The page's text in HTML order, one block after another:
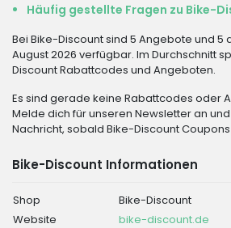
Häufig gestellte Fragen zu Bike-
Bei Bike-Discount sind 5 Angebote und 5
August 2026 verfügbar. Im Durchschnitt
Discount Rabattcodes und Angeboten.
Es sind gerade keine Rabattcodes oder
Melde dich für unseren Newsletter an
Nachricht, sobald Bike-Discount
Bike-Discount Informationen
Shop
Bike-Discount
Website
bike-discount.de